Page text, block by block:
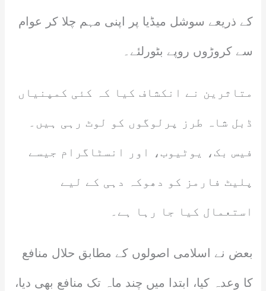
کے ذریعے سوشل میڈیا پر اپنی مہم چلا کر عوام
سے کروڑوں روپے بٹورلئے۔
متاثرین نے انکشاف کیا کہ کئی کمپنیاں
ڈبل شاہ طرز پرلوگوں کو لوٹ رہی ہیں۔
فیس بک، یوٹیوب، اور انسٹاگرام جیسے
پلیٹ فارمز کو دھوکہ دہی کے لیے
استعمال کیا جا رہا ہے۔
بعض نے اسلامی اصولوں کے مطابق حلال منافع
کا وعدہ کیا، ابتدا میں چند ماہ تک منافع بھی دیا،